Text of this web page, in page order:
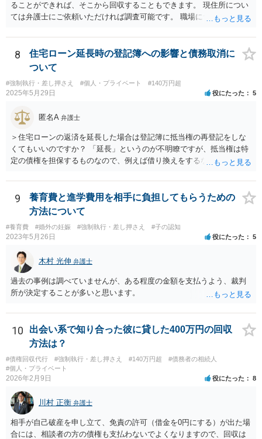
ることができれば、そこから回収することもできます。 現住所につい
ては弁護士にご依頼いただければ調査可能です。 職場については基本
させる手続き）を利用することになるでしょう。 相手方に財産がそも
そもない場合や就業していない場合には示談金の回収はできません。
公正証書を用意して、お近くの法律事務所に直接ご相談されてみてく
8
住宅ローン延長時の登記簿への影響と債務取消に
ついて
#強制執行・差し押さえ #個人・プライベート #140万円超
2025年5月29日 役にたった 5
匿名A 弁護士
＞住宅ローンの返済を延長した場合は登記簿に抵当権の再登記をしな
くてもいいのですか？ 「延長」というのが不明瞭ですが、抵当権は特
定の債権を担保するものなので、例えば借り換えをするなどしてあら
当権を付けるでしょう。そうではなく、単に返済スケジュールを変更
したということであれば、債権として同一ですからあらためて登記は
しないでしょう。 それにそもそも、抵当権の登記は、借りた時期や利
9
養育費と進学費用を相手に負担してもらうための
方法について
#養育費 #婚外の妊娠 #強制執行・差し押さえ #子の認知
2023年5月26日 役にたった 5
木村 光伸 弁護士
過去の事例は調べていませんが、ある程度の金額を支払うよう、裁判
所が決定することが多いと思います。
10
出会い系で知り合った彼に貸した400万円の回収
方法は？
#債権回収代行 #強制執行・差し押さえ #140万円超
#債務者の相続人
#個人・プライベート
2026年2月9日 役にたった 8
川村 正衡 弁護士
相手が自己破産を申し立て、免責の許可（借金を0円にする）が出た場
合には、相談者の方の債権も支払わないでよくなりますので、回収は